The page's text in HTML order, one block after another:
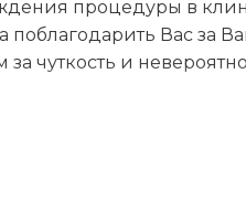
процедуры в
Вас за
чуткость и